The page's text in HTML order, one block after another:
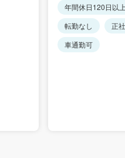
年間休日120日以上
転勤なし
正
車通勤可